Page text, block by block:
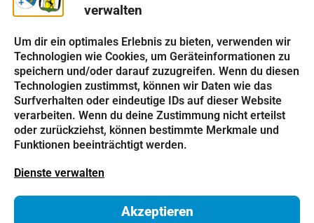
verwalten
Um dir ein optimales Erlebnis zu bieten, verwenden wir
Technologien wie Cookies, um Geräteinformationen zu
speichern und/oder darauf zuzugreifen. Wenn du diesen
Technologien zustimmst, können wir Daten wie das
Surfverhalten oder eindeutige IDs auf dieser Website
verarbeiten. Wenn du deine Zustimmung nicht erteilst
oder zurückziehst, können bestimmte Merkmale und
Funktionen beeinträchtigt werden.
Dienste verwalten
Akzeptieren
Notdienste
Bauhof
Einrichtungen
Kindergarten
Schulen
Kirchen
Vereine